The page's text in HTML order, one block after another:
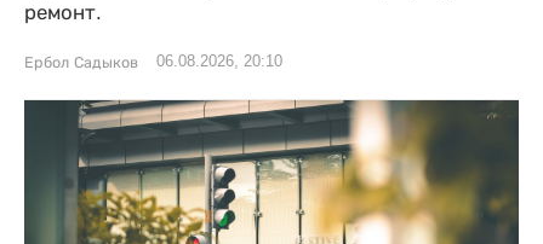
ремонт.
Ербол Садыков 06.08.2026, 20:10